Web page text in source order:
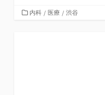
カ内科 / 医療 / 渋谷